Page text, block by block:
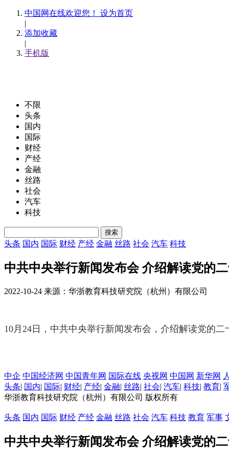
中国网在线欢迎您！ 设为首页
|
添加收藏
|
手机版
不限
头条
国内
国际
财经
产经
金融
丝路
社会
汽车
科技
头条 国内 国际 财经 产经 金融 丝路 社会 汽车 科技
中共中央举行新闻发布会 介绍解读党的
2022-10-24 来源：华浙教育科技研究院（杭州）有限公司
10月24日，中共中央举行新闻发布会，介绍解读党的二
中企 中国经济网 中国青年网 国际在线 央视网 中国网 新华网
头条| 国内| 国际| 财经| 产经| 金融| 丝路| 社会| 汽车| 科技| 教育|
华浙教育科技研究院（杭州）有限公司 版权所有
头条 国内 国际 财经 产经 金融 丝路 社会 汽车 科技 教育 军事
中共中央举行新闻发布会 介绍解读党的